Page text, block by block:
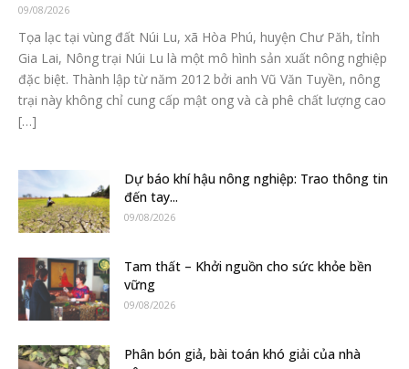
09/08/2026
Tọa lạc tại vùng đất Núi Lu, xã Hòa Phú, huyện Chư Păh, tỉnh
Gia Lai, Nông trại Núi Lu là một mô hình sản xuất nông nghiệp
đặc biệt. Thành lập từ năm 2012 bởi anh Vũ Văn Tuyền, nông
trại này không chỉ cung cấp mật ong và cà phê chất lượng cao
[…]
Dự báo khí hậu nông nghiệp: Trao thông tin
đến tay...
09/08/2026
Tam thất – Khởi nguồn cho sức khỏe bền
vững
09/08/2026
Phân bón giả, bài toán khó giải của nhà